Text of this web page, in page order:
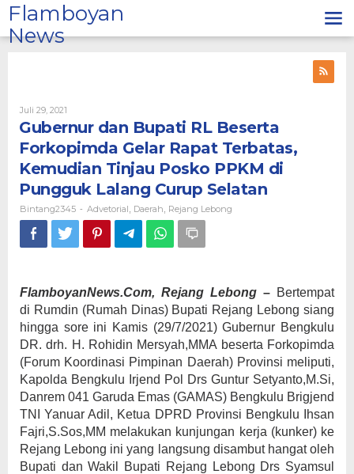
Lewati
ke
konten
Flamboyan
News
Juli 29, 2021
Bintang2345
Gubernur dan Bupati RL Beserta
Forkopimda Gelar Rapat Terbatas,
Kemudian Tinjau Posko PPKM di
Pungguk Lalang Curup Selatan
Bintang2345 - Advetorial Daerah Rejang Lebong
FlamboyanNews.Com, Rejang Lebong – Bertempat
di Rumdin (Rumah Dinas) Bupati Rejang Lebong siang
hingga sore ini Kamis (29/7/2021) Gubernur Bengkulu
DR. drh. H. Rohidin Mersyah,MMA beserta Forkopimda
(Forum Koordinasi Pimpinan Daerah) Provinsi meliputi,
Kapolda Bengkulu Irjend Pol Drs Guntur Setyanto,M.Si,
Danrem 041 Garuda Emas (GAMAS) Bengkulu Brigjend
TNI Yanuar Adil, Ketua DPRD Provinsi Bengkulu Ihsan
Fajri,S.Sos,MM melakukan kunjungan kerja (kunker) ke
Rejang Lebong ini yang langsung disambut hangat oleh
Bupati dan Wakil Bupati Rejang Lebong Drs Syamsul